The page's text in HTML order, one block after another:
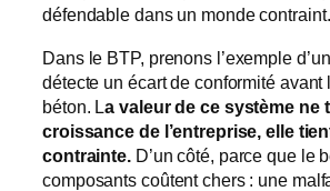
défendable dans un monde contraint.
Dans le BTP, prenons l’exemple
détecte un écart de conformité avant
béton. La valeur de ce système ne
croissance de l’entreprise, elle
contrainte. D’un côté, parce que le
composants coûtent chers : une